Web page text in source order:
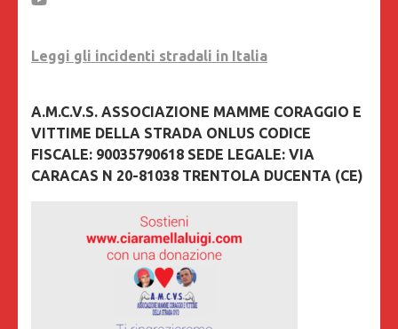
Leggi gli incidenti stradali in Italia
A.M.C.V.S. ASSOCIAZIONE MAMME CORAGGIO E
VITTIME DELLA STRADA ONLUS CODICE
FISCALE: 90035790618 SEDE LEGALE: VIA
CARACAS N 20-81038 TRENTOLA DUCENTA (CE)